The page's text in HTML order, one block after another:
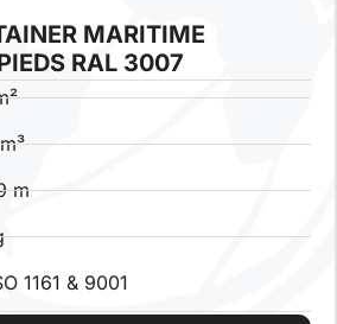
MARITIME
RAL 3007
m
1161 & 9001